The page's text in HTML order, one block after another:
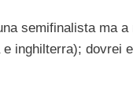
semifinalista ma
inghilterra); dovrei